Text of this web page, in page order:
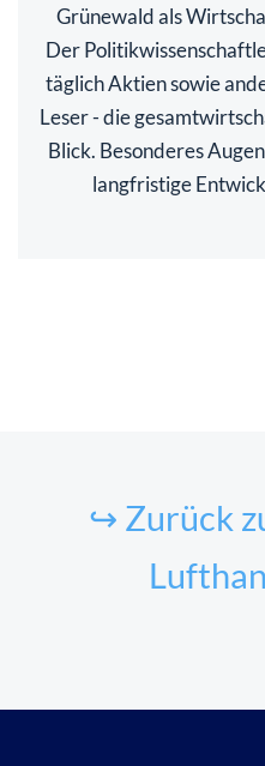
Grünewald als
Der
täglich Aktien sowie
Leser - die
Blick. Besonderes
langfristige
↪ Zurück